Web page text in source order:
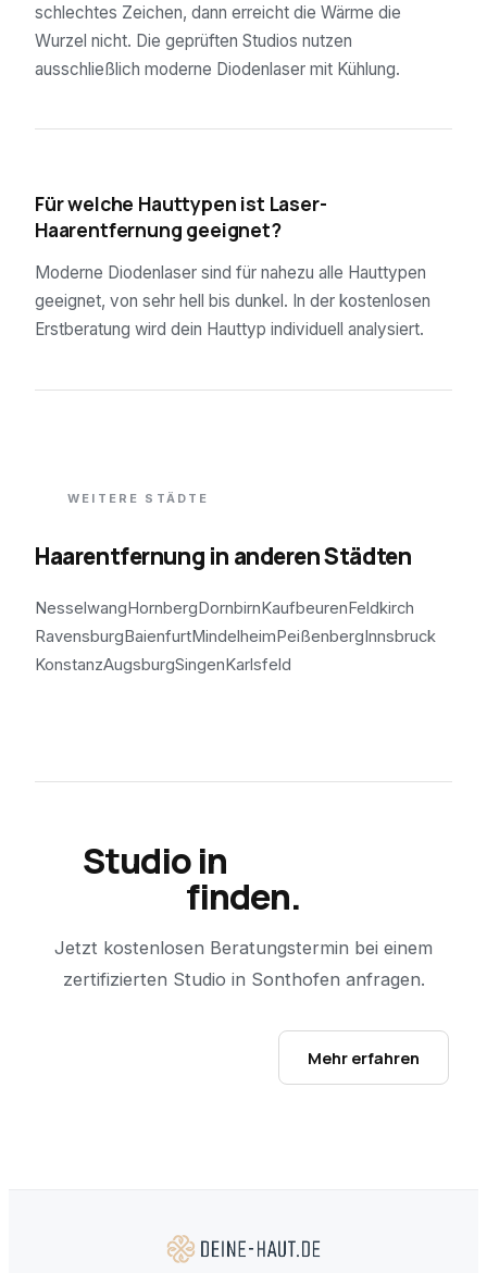
schlechtes Zeichen, dann erreicht die Wärme die
Wurzel nicht. Die geprüften Studios nutzen
ausschließlich moderne Diodenlaser mit Kühlung.
Für welche Hauttypen ist Laser-
Haarentfernung geeignet?
Moderne Diodenlaser sind für nahezu alle Hauttypen
geeignet, von sehr hell bis dunkel. In der kostenlosen
Erstberatung wird dein Hauttyp individuell analysiert.
WEITERE STÄDTE
Haarentfernung in anderen Städten
NesselwangHornbergDornbirnKaufbeurenFeldkirch
RavensburgBaienfurtMindelheimPeißenbergInnsbruck
KonstanzAugsburgSingenKarlsfeld
Studio in
finden.
Jetzt kostenlosen Beratungstermin bei einem
zertifizierten Studio in Sonthofen anfragen.
Mehr erfahren